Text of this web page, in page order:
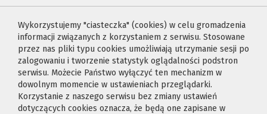
Wykorzystujemy "ciasteczka" (cookies) w celu gromadzenia
informacji związanych z korzystaniem z serwisu. Stosowane
przez nas pliki typu cookies umożliwiają utrzymanie sesji po
zalogowaniu i tworzenie statystyk oglądalności podstron
serwisu. Możecie Państwo wyłączyć ten mechanizm w
dowolnym momencie w ustawieniach przeglądarki.
Korzystanie z naszego serwisu bez zmiany ustawień
dotyczących cookies oznacza, że będą one zapisane w